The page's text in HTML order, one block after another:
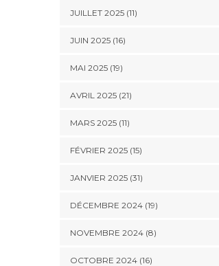
JUILLET 2025 (11)
JUIN 2025 (16)
MAI 2025 (19)
AVRIL 2025 (21)
MARS 2025 (11)
FÉVRIER 2025 (15)
JANVIER 2025 (31)
DÉCEMBRE 2024 (19)
NOVEMBRE 2024 (8)
OCTOBRE 2024 (16)